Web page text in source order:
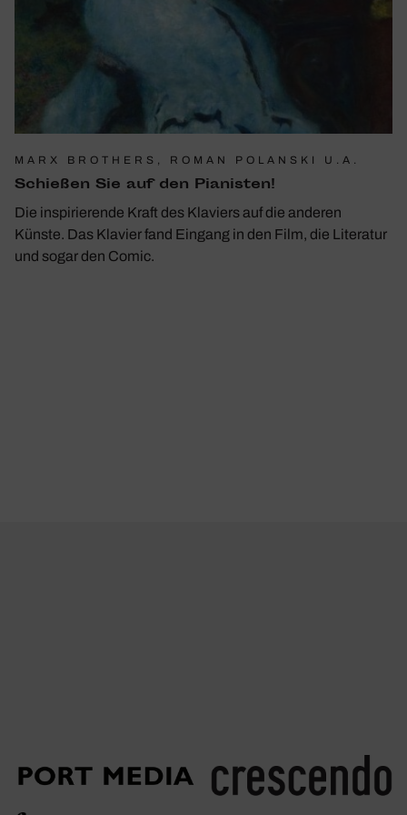
MARX BROTHERS, ROMAN POLANSKI U.A.
Schießen Sie auf den Pianisten!
Die inspirierende Kraft des Klaviers auf die anderen
Künste. Das Klavier fand Eingang in den Film, die Literatur
und sogar den Comic.